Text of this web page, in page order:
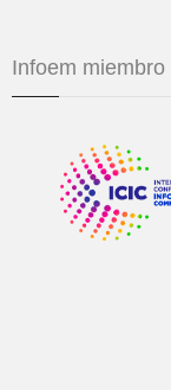
Infoem miembro